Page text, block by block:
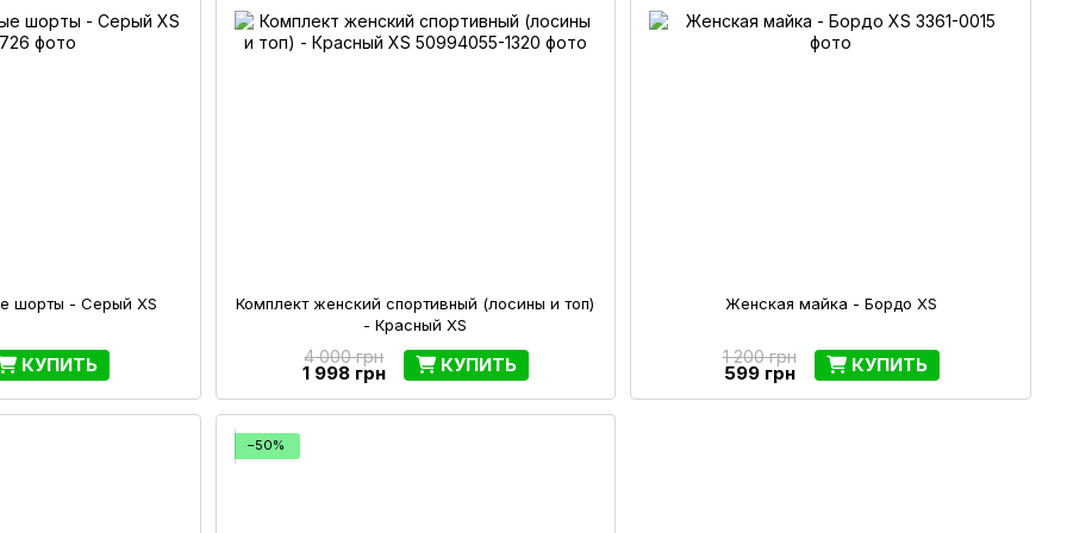
шорты - Серый XS
КУПИТЬ
Комплект женский спортивный (лосины и топ)
- Красный XS
4 000 грн
1 998 грн КУПИТЬ
Женская майка - Бордо XS
1 200 грн
599 грн КУПИТЬ
−50%